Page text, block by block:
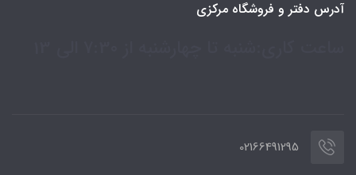
آدرس دفتر و فروشگاه مرکزی
02166491295